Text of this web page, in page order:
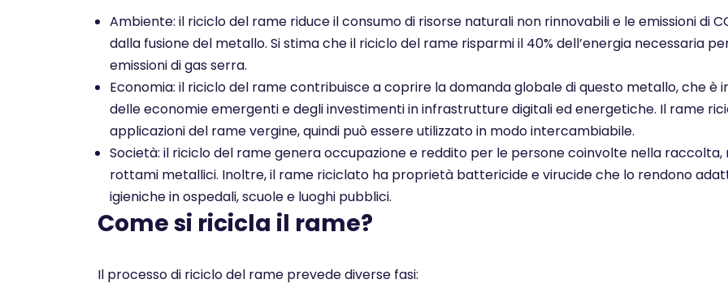
Ambiente: il riciclo del rame riduce il consumo di risorse naturali non rinnovabili e le emissioni di
dalla fusione del metallo. Si stima che il riciclo del rame risparmi il 40% dell’energia necessaria
emissioni di gas serra.
Economia: il riciclo del rame contribuisce a coprire la domanda globale di questo metallo, che
delle economie emergenti e degli investimenti in infrastrutture digitali ed energetiche. Il rame
applicazioni del rame vergine, quindi può essere utilizzato in modo intercambiabile.
Società: il riciclo del rame genera occupazione e reddito per le persone coinvolte nella
rottami metallici. Inoltre, il rame riciclato ha proprietà battericide e virucide che lo rendono
igieniche in ospedali, scuole e luoghi pubblici.
Come si ricicla il rame?
Il processo di riciclo del rame prevede diverse fasi: